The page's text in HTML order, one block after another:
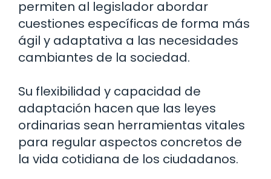
permiten al legislador abordar
cuestiones específicas de forma más
ágil y adaptativa a las necesidades
cambiantes de la sociedad.
Su flexibilidad y capacidad de
adaptación hacen que las leyes
ordinarias sean herramientas vitales
para regular aspectos concretos de
la vida cotidiana de los ciudadanos.